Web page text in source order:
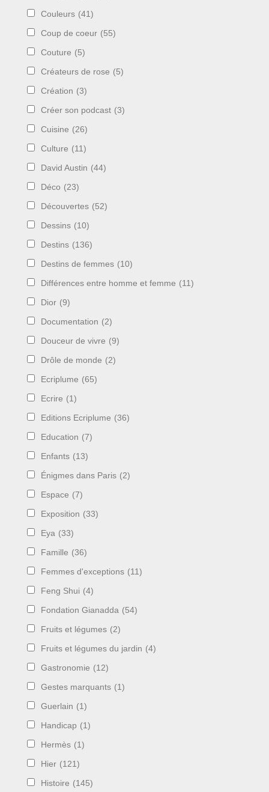
Couleurs (41)
Coup de coeur (55)
Couture (5)
Créateurs de rose (5)
Création (3)
Créer son podcast (3)
Cuisine (26)
Culture (11)
David Austin (44)
Déco (23)
Découvertes (52)
Dessins (10)
Destins (136)
Destins de femmes (10)
Différences entre homme et femme (11)
Dior (9)
Documentation (2)
Douceur de vivre (9)
Drôle de monde (2)
Ecriplume (65)
Ecrire (1)
Editions Ecriplume (36)
Education (7)
Enfants (13)
Énigmes dans Paris (2)
Espace (7)
Exposition (33)
Eya (33)
Famille (36)
Femmes d'exceptions (11)
Feng Shui (4)
Fondation Gianadda (54)
Fruits et légumes (2)
Fruits et légumes du jardin (4)
Gastronomie (12)
Gestes marquants (1)
Guerlain (1)
Handicap (1)
Hermès (1)
Hier (121)
Histoire (145)